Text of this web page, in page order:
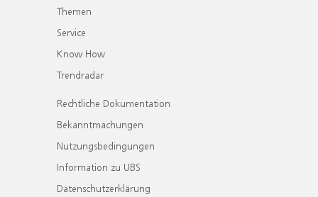
Themen
Service
Know How
Trendradar
Rechtliche Dokumentation
Bekanntmachungen
Nutzungsbedingungen
Information zu UBS
Datenschutzerklärung